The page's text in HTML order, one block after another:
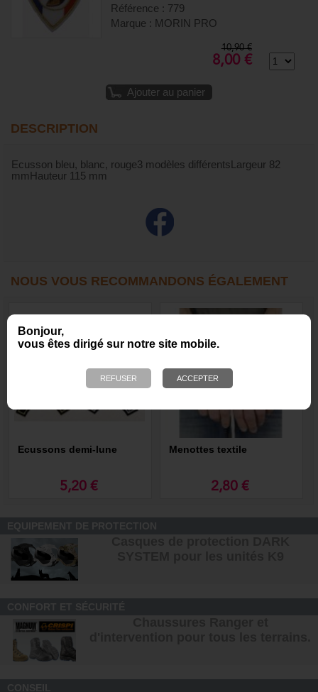
Bonjour,
vous êtes dirigé sur notre site mobile.
Référence : 779
Marque : MORIN PRO
10,90 €
8,00 €
Ajouter au panier
DESCRIPTION
Ecusson bleu, blanc, rouge3 modèles différentsLargeur 82
mmHauteur 115 mm
NOUS VOUS RECOMMANDONS ÉGALEMENT
Ecussons demi-lune
5,20 €
Menottes textile
2,80 €